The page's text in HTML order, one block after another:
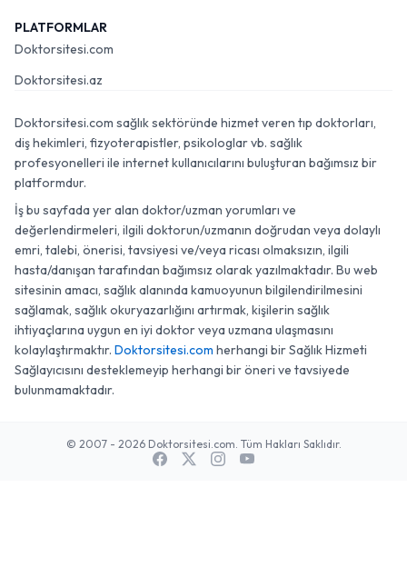
PLATFORMLAR
Doktorsitesi.com
Doktorsitesi.az
Doktorsitesi.com sağlık sektöründe hizmet veren tıp doktorları,
diş hekimleri, fizyoterapistler, psikologlar vb. sağlık
profesyonelleri ile internet kullanıcılarını buluşturan bağımsız bir
platformdur.
İş bu sayfada yer alan doktor/uzman yorumları ve
değerlendirmeleri, ilgili doktorun/uzmanın doğrudan veya dolaylı
emri, talebi, önerisi, tavsiyesi ve/veya ricası olmaksızın, ilgili
hasta/danışan tarafından bağımsız olarak yazılmaktadır. Bu web
sitesinin amacı, sağlık alanında kamuoyunun bilgilendirilmesini
sağlamak, sağlık okuryazarlığını artırmak, kişilerin sağlık
ihtiyaçlarına uygun en iyi doktor veya uzmana ulaşmasını
kolaylaştırmaktır. Doktorsitesi.com herhangi bir Sağlık Hizmeti
Sağlayıcısını desteklemeyip herhangi bir öneri ve tavsiyede
bulunmamaktadır.
© 2007 - 2026 Doktorsitesi.com. Tüm Hakları Saklıdır.